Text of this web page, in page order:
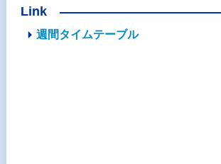
Link
週間タイムテーブル